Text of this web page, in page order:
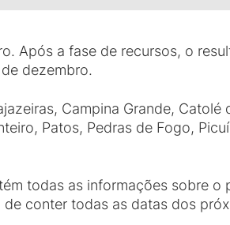
Após a fase de recursos, o
dezembro.
Campina Grande, Catolé
Patos, Pedras de Fogo,
todas as informações sobre o
conter todas as datas dos